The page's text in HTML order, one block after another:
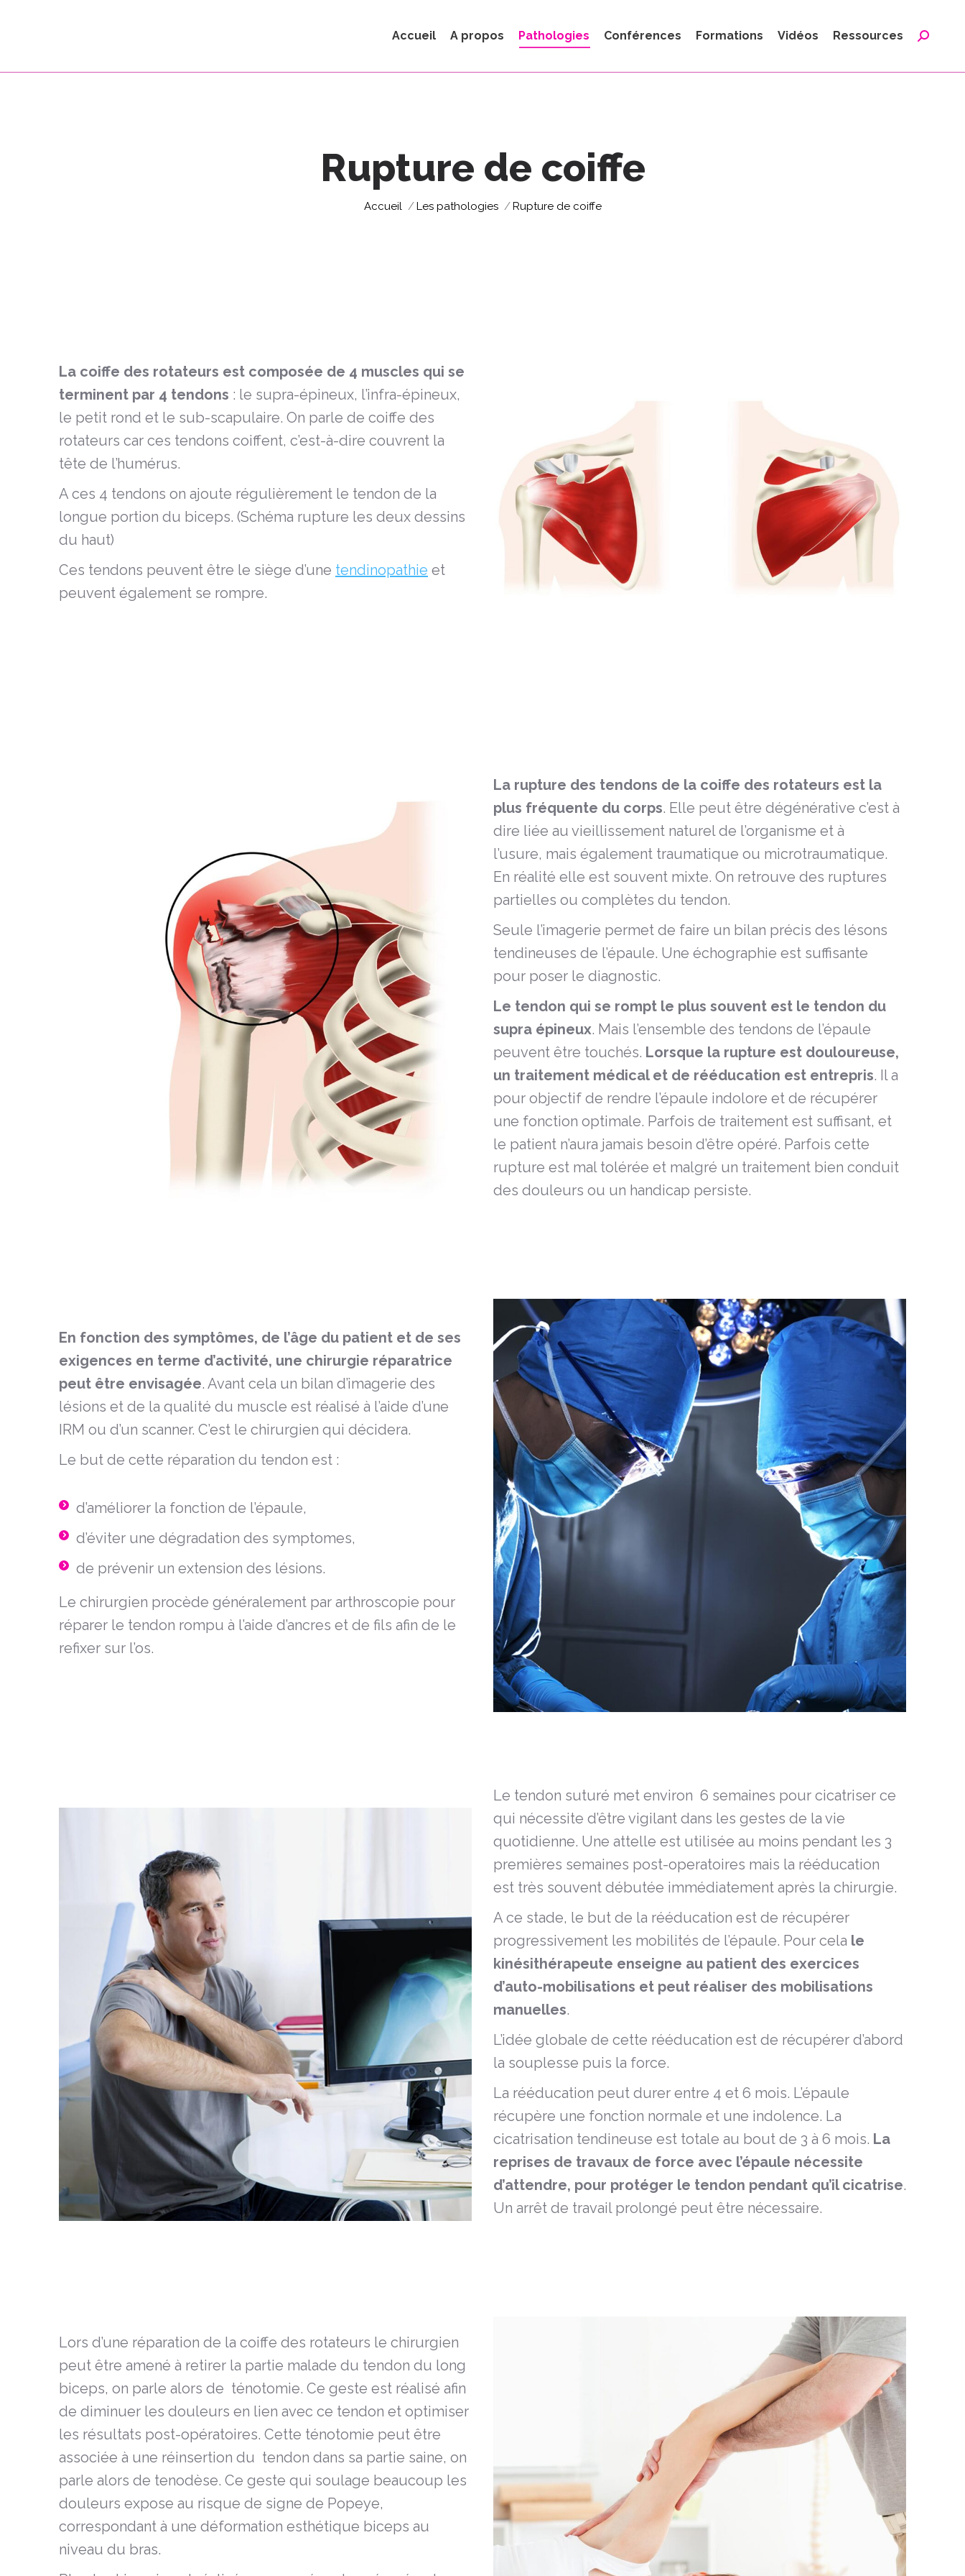
Accueil A propos Pathologies Conférences Formations Vidéos Ressources
Rupture de coiffe
Vous êtes ici :
Accueil Les pathologies Rupture de coiffe
La coiffe des rotateurs est composée de 4 muscles qui se
terminent par 4 tendons : le supra-épineux, l’infra-épineux,
le petit rond et le sub-scapulaire. On parle de coiffe des
rotateurs car ces tendons coiffent, c’est-à-dire couvrent la
tête de l’humérus.
A ces 4 tendons on ajoute régulièrement le tendon de la
longue portion du biceps. (Schéma rupture les deux dessins
du haut)
Ces tendons peuvent être le siège d’une tendinopathie et
peuvent également se rompre.
La rupture des tendons de la coiffe des rotateurs est la
plus fréquente du corps. Elle peut être dégénérative c’est à
dire liée au vieillissement naturel de l’organisme et à
l’usure, mais également traumatique ou microtraumatique.
En réalité elle est souvent mixte. On retrouve des ruptures
partielles ou complètes du tendon.
Seule l’imagerie permet de faire un bilan précis des lésons
tendineuses de l’épaule. Une échographie est suffisante
pour poser le diagnostic.
Le tendon qui se rompt le plus souvent est le tendon du
supra épineux. Mais l’ensemble des tendons de l’épaule
peuvent être touchés. Lorsque la rupture est douloureuse,
un traitement médical et de rééducation est entrepris. Il a
pour objectif de rendre l’épaule indolore et de récupérer
une fonction optimale. Parfois de traitement est suffisant, et
le patient n’aura jamais besoin d’être opéré. Parfois cette
rupture est mal tolérée et malgré un traitement bien conduit
des douleurs ou un handicap persiste.
En fonction des symptômes, de l’âge du patient et de ses
exigences en terme d’activité, une chirurgie réparatrice
peut être envisagée. Avant cela un bilan d’imagerie des
lésions et de la qualité du muscle est réalisé à l’aide d’une
IRM ou d’un scanner. C’est le chirurgien qui décidera.
Le but de cette réparation du tendon est :
d’améliorer la fonction de l’épaule,
d’éviter une dégradation des symptomes,
de prévenir un extension des lésions.
Le chirurgien procède généralement par arthroscopie pour
réparer le tendon rompu à l’aide d’ancres et de fils afin de le
refixer sur l’os.
Le tendon suturé met environ 6 semaines pour cicatriser ce
qui nécessite d’être vigilant dans les gestes de la vie
quotidienne. Une attelle est utilisée au moins pendant les 3
premières semaines post-operatoires mais la rééducation
est très souvent débutée immédiatement après la chirurgie.
A ce stade, le but de la rééducation est de récupérer
progressivement les mobilités de l’épaule. Pour cela le
kinésithérapeute enseigne au patient des exercices
d’auto-mobilisations et peut réaliser des mobilisations
manuelles.
L’idée globale de cette rééducation est de récupérer d’abord
la souplesse puis la force.
La rééducation peut durer entre 4 et 6 mois. L’épaule
récupère une fonction normale et une indolence. La
cicatrisation tendineuse est totale au bout de 3 à 6 mois. La
reprises de travaux de force avec l’épaule nécessite
d’attendre, pour protéger le tendon pendant qu’il cicatrise.
Un arrêt de travail prolongé peut être nécessaire.
Lors d’une réparation de la coiffe des rotateurs le chirurgien
peut être amené à retirer la partie malade du tendon du long
biceps, on parle alors de ténotomie. Ce geste est réalisé afin
de diminuer les douleurs en lien avec ce tendon et optimiser
les résultats post-opératoires. Cette ténotomie peut être
associée à une réinsertion du tendon dans sa partie saine, on
parle alors de tenodèse. Ce geste qui soulage beaucoup les
douleurs expose au risque de signe de Popeye,
correspondant à une déformation esthétique biceps au
niveau du bras.